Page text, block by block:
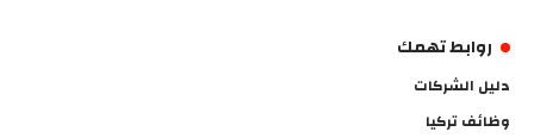
روابط تهمك
دليل الشركات
وظائف تركيا